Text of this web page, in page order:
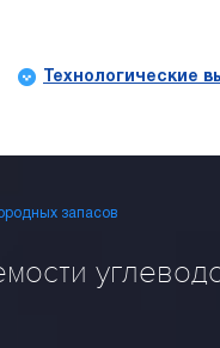
Технологические
запасов